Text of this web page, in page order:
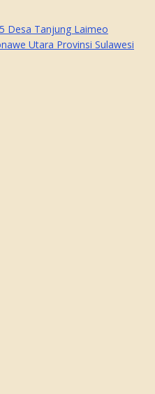
Desa Tanjung Laimeo
Utara Provinsi Sulawesi